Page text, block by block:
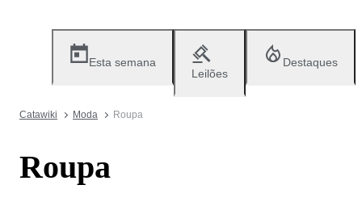
Esta semana
Leilões
Destaques
Catawiki Moda Roupa
Roupa